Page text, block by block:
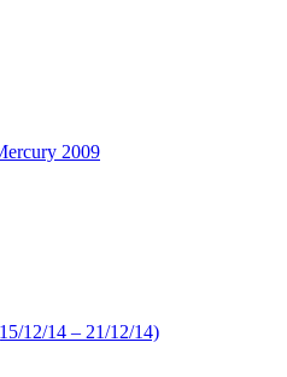
2009
12/14 – 21/12/14)